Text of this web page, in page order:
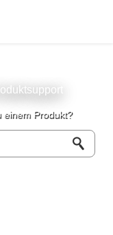
einem Produkt?